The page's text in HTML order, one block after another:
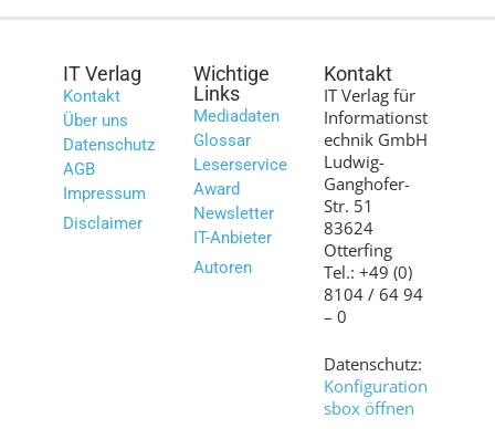
IT Verlag
Kontakt
Über uns
Datenschutz
AGB
Impressum
Disclaimer
Wichtige
Links
Mediadaten
Glossar
Leserservice
Award
Newsletter
IT-Anbieter
Autoren
Kontakt
IT Verlag für
Informationst
echnik GmbH
Ludwig-
Ganghofer-
Str. 51
83624
Otterfing
Tel.: +49 (0)
8104 / 64 94
– 0
Datenschutz:
Konfiguration
sbox öffnen